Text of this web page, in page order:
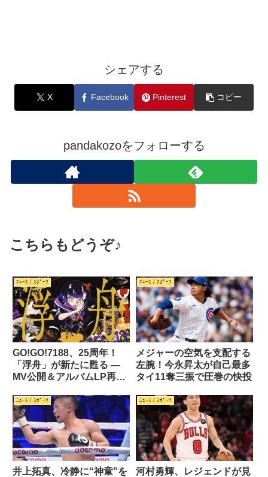
シェアする
X Facebook Pinterest コピー
pandakozoをフォローする
こちらもどうぞ♪
ﾆｭｰｽ / ｽﾎﾟｰﾂ
GO!GO!7188、25周年！
「浮舟」が新たに甦る —
MV公開＆アルバムLP再発
ﾆｭｰｽ / ｽﾎﾟｰﾂ
メジャーの空気を支配する
左腕！今永昇太が自己最多
タイ11奪三振で圧巻の快投
ﾆｭｰｽ / ｽﾎﾟｰﾂ
井上拓真、冷静に“神童”を
ﾆｭｰｽ / ｽﾎﾟｰﾂ
河村勇輝、レジェンドが見